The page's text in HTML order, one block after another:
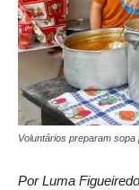
Voluntários preparam
Por Luma